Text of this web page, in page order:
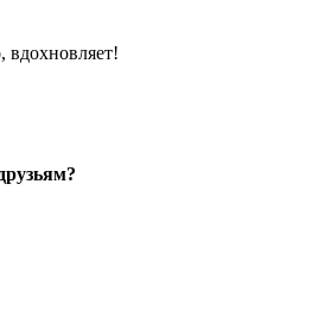
вдохновляет!